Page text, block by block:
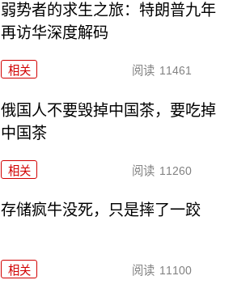
弱势者的求生之旅：特朗普九年
再访华深度解码
相关 阅读 11461
俄国人不要毁掉中国茶，要吃掉
中国茶
相关 阅读 11260
存储疯牛没死，只是摔了一跤
相关 阅读 11100